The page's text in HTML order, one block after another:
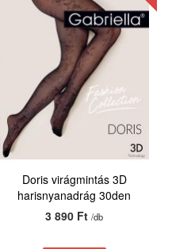
Doris virágmintás 3D
harisnyanadrág 30den
3 890 Ft/db